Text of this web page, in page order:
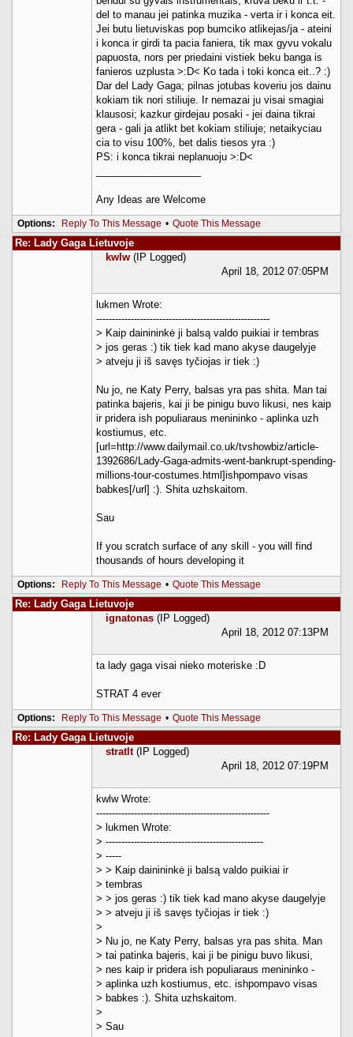
del to manau jei patinka muzika - verta ir i konca eit.
Jei butu lietuviskas pop bumciko atlikejas/ja - ateini
i konca ir girdi ta pacia faniera, tik max gyvu vokalu
papuosta, nors per priedaini vistiek beku banga is
fanieros uzplusta >:D< Ko tada i toki konca eit..? :)
Dar del Lady Gaga; pilnas jotubas koveriu jos dainu
kokiam tik nori stiliuje. Ir nemazai ju visai smagiai
klausosi; kazkur girdejau posaki - jei daina tikrai
gera - gali ja atlikt bet kokiam stiliuje; netaikyciau
cia to visu 100%, bet dalis tiesos yra :)
PS: i konca tikrai neplanuoju >:D<
Any Ideas are Welcome
Options: Reply To This Message • Quote This Message
Re: Lady Gaga Lietuvoje
kwlw (IP Logged)
April 18, 2012 07:05PM
lukmen Wrote:
-------------------------------------------------------
> Kaip dainininkė ji balsą valdo puikiai ir tembras
> jos geras :) tik tiek kad mano akyse daugelyje
> atveju ji iš savęs tyčiojas ir tiek :)
Nu jo, ne Katy Perry, balsas yra pas shita. Man tai
patinka bajeris, kai ji be pinigu buvo likusi, nes kaip
ir pridera ish populiaraus menininko - aplinka uzh
kostiumus, etc.
[url=http://www.dailymail.co.uk/tvshowbiz/article-
1392686/Lady-Gaga-admits-went-bankrupt-spending-
millions-tour-costumes.html]ishpompavo visas
babkes[/url] :). Shita uzhskaitom.
Sau
If you scratch surface of any skill - you will find
thousands of hours developing it
Options: Reply To This Message • Quote This Message
Re: Lady Gaga Lietuvoje
ignatonas (IP Logged)
April 18, 2012 07:13PM
ta lady gaga visai nieko moteriske :D
STRAT 4 ever
Options: Reply To This Message • Quote This Message
Re: Lady Gaga Lietuvoje
stratlt (IP Logged)
April 18, 2012 07:19PM
kwlw Wrote:
-------------------------------------------------------
> lukmen Wrote:
> --------------------------------------------------
> -----
> > Kaip dainininkė ji balsą valdo puikiai ir
> tembras
> > jos geras :) tik tiek kad mano akyse daugelyje
> > atveju ji iš savęs tyčiojas ir tiek :)
>
> Nu jo, ne Katy Perry, balsas yra pas shita. Man
> tai patinka bajeris, kai ji be pinigu buvo likusi,
> nes kaip ir pridera ish populiaraus menininko -
> aplinka uzh kostiumus, etc. ishpompavo visas
> babkes :). Shita uzhskaitom.
>
> Sau